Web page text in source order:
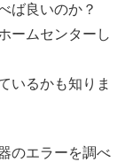
ば良いのか？
ームセンターし
いるかも知りま
のエラーを調べ